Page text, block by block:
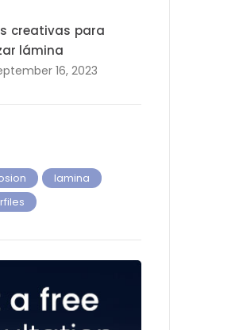
creativas para
lámina
16, 2023
lamina